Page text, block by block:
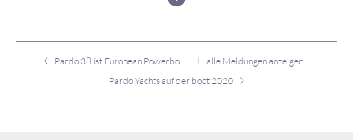
Pardo 38 ist European Powerboat of the Year 2020
alle Meldungen anzeigen
Pardo Yachts auf der boot 2020